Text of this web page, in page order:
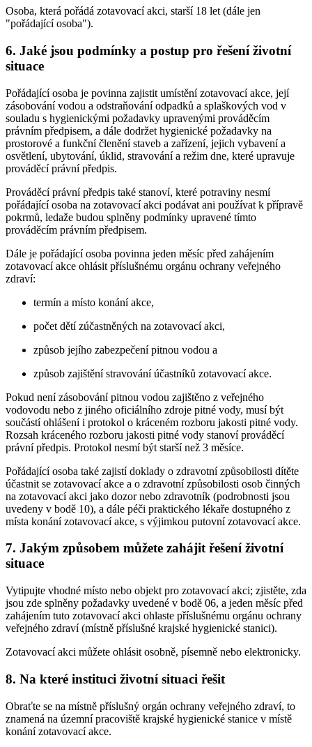
Osoba, která pořádá zotavovací akci, starší 18 let (dále jen
"pořádající osoba").
6. Jaké jsou podmínky a postup pro řešení životní
situace
Pořádající osoba je povinna zajistit umístění zotavovací akce, její
zásobování vodou a odstraňování odpadků a splaškových vod v
souladu s hygienickými požadavky upravenými prováděcím
právním předpisem, a dále dodržet hygienické požadavky na
prostorové a funkční členění staveb a zařízení, jejich vybavení a
osvětlení, ubytování, úklid, stravování a režim dne, které upravuje
prováděcí právní předpis.
Prováděcí právní předpis také stanoví, které potraviny nesmí
pořádající osoba na zotavovací akci podávat ani používat k přípravě
pokrmů, ledaže budou splněny podmínky upravené tímto
prováděcím právním předpisem.
Dále je pořádající osoba povinna jeden měsíc před zahájením
zotavovací akce ohlásit příslušnému orgánu ochrany veřejného
zdraví:
termín a místo konání akce,
počet dětí zúčastněných na zotavovací akci,
způsob jejího zabezpečení pitnou vodou a
způsob zajištění stravování účastníků zotavovací akce.
Pokud není zásobování pitnou vodou zajištěno z veřejného
vodovodu nebo z jiného oficiálního zdroje pitné vody, musí být
součástí ohlášení i protokol o kráceném rozboru jakosti pitné vody.
Rozsah kráceného rozboru jakosti pitné vody stanoví prováděcí
právní předpis. Protokol nesmí být starší než 3 měsíce.
Pořádající osoba také zajistí doklady o zdravotní způsobilosti dítěte
účastnit se zotavovací akce a o zdravotní způsobilosti osob činných
na zotavovací akci jako dozor nebo zdravotník (podrobnosti jsou
uvedeny v bodě 10), a dále péči praktického lékaře dostupného z
místa konání zotavovací akce, s výjimkou putovní zotavovací akce.
7. Jakým způsobem můžete zahájit řešení životní
situace
Vytipujte vhodné místo nebo objekt pro zotavovací akci; zjistěte, zda
jsou zde splněny požadavky uvedené v bodě 06, a jeden měsíc před
zahájením tuto zotavovací akci ohlaste příslušnému orgánu ochrany
veřejného zdraví (místně příslušné krajské hygienické stanici).
Zotavovací akci můžete ohlásit osobně, písemně nebo elektronicky.
8. Na které instituci životní situaci řešit
Obraťte se na místně příslušný orgán ochrany veřejného zdraví, to
znamená na územní pracoviště krajské hygienické stanice v místě
konání zotavovací akce.